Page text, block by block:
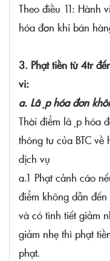
Theo điều 11: Hành
hóa đơn khi bán
3. Phạt tiền từ 4tr
vi:
a. Lập hóa đơn
Thời điểm lập hóa
thông tư của BTC
dịch vụ
a.1 Phạt cảnh cáo
điểm không dẫn
và có tình tiết giảm
giảm nhẹ thì phạt
phạt.